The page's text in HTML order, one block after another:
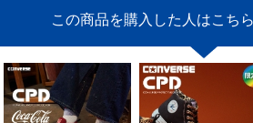
この商品を購入した人はこち